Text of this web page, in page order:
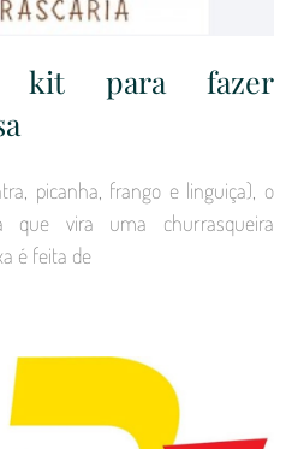
kit para fazer
picanha, frango e linguiça), o
que vira uma churrasqueira
é feita de